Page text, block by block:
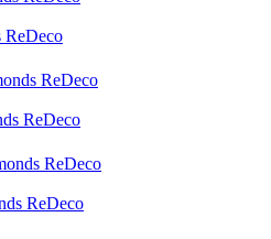
ReDeco
ReDeco